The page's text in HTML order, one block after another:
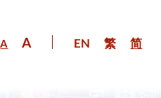
A A EN 繁 简